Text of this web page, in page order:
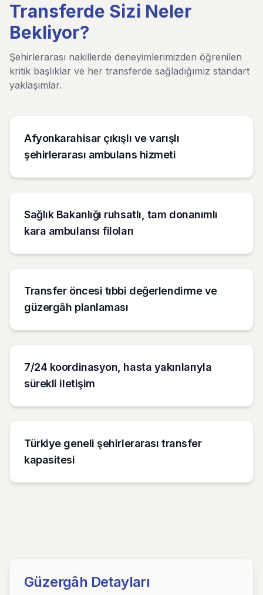
Transferde Sizi Neler
Bekliyor?
Şehirlerarası nakillerde deneyimlerimizden öğrenilen
kritik başlıklar ve her transferde sağladığımız standart
yaklaşımlar.
Afyonkarahisar çıkışlı ve varışlı
şehirlerarası ambulans hizmeti
Sağlık Bakanlığı ruhsatlı, tam donanımlı
kara ambulansı filoları
Transfer öncesi tıbbi değerlendirme ve
güzergâh planlaması
7/24 koordinasyon, hasta yakınlarıyla
sürekli iletişim
Türkiye geneli şehirlerarası transfer
kapasitesi
Güzergâh Detayları